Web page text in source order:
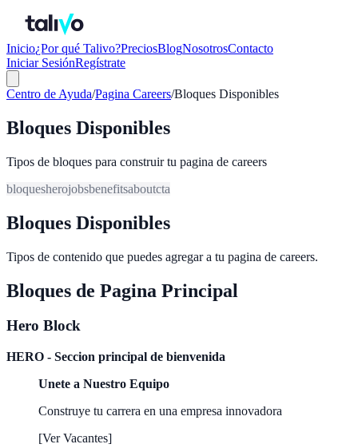
Inicio¿Por qué Talivo?PreciosBlogNosotrosContacto
Iniciar SesiónRegístrate
Centro de Ayuda/Pagina Careers/Bloques Disponibles
Bloques Disponibles
Tipos de bloques para construir tu pagina de careers
bloquesherojobsbenefitsaboutcta
Bloques Disponibles
Tipos de contenido que puedes agregar a tu pagina de careers.
Bloques de Pagina Principal
Hero Block
HERO - Seccion principal de bienvenida
Unete a Nuestro Equipo
Construye tu carrera en una empresa innovadora
[Ver Vacantes]